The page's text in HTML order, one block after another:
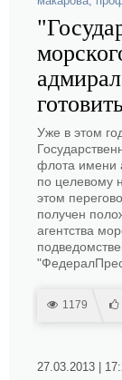
Уже в этом
флота имени
по целевому
этом
получен
агентства
1179
27.03.2013 |